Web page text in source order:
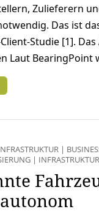
Zulieferern
Das ist
Studie [1].
Laut BearingPoint
|
| INFRASTRUKTUR